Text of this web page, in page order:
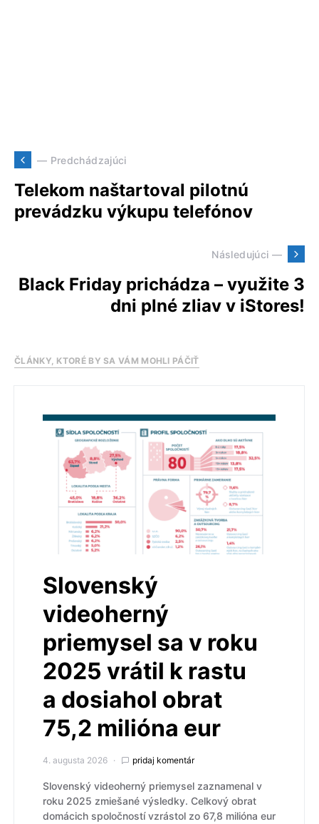
— Predchádzajúci
Telekom naštartoval pilotnú
prevádzku výkupu telefónov
Následujúci —
Black Friday prichádza – využite 3
dni plné zliav v iStores!
ČLÁNKY, KTORÉ BY SA VÁM MOHLI PÁČIŤ
Slovenský
videoherný
priemysel sa v roku
2025 vrátil k rastu
a dosiahol obrat
75,2 milióna eur
4. augusta 2026 pridaj komentár
Slovenský videoherný priemysel zaznamenal v
roku 2025 zmiešané výsledky. Celkový obrat
domácich spoločností vzrástol zo 67,8 milióna eur